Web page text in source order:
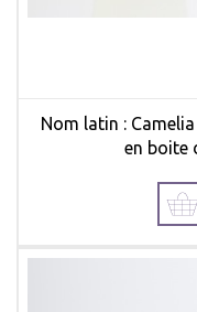
Nom latin :
en boite